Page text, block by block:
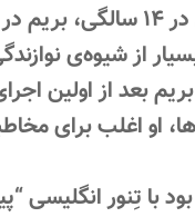
پس از آموختن از پدر
از شیوه‌ی
گرفته بود با تِنور